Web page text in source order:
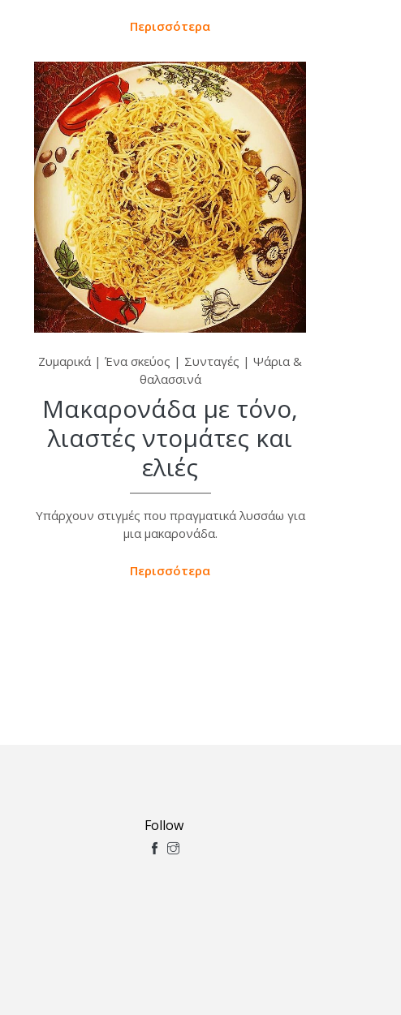
Περισσότερα
Ζυμαρικά |Ένα σκεύος | Συνταγές |Ψάρια &
θαλασσινά
Μακαρονάδα με τόνο,
λιαστές ντομάτες και
ελιές
Υπάρχουν στιγμές που πραγματικά λυσσάω για
μια μακαρονάδα.
Περισσότερα
Follow